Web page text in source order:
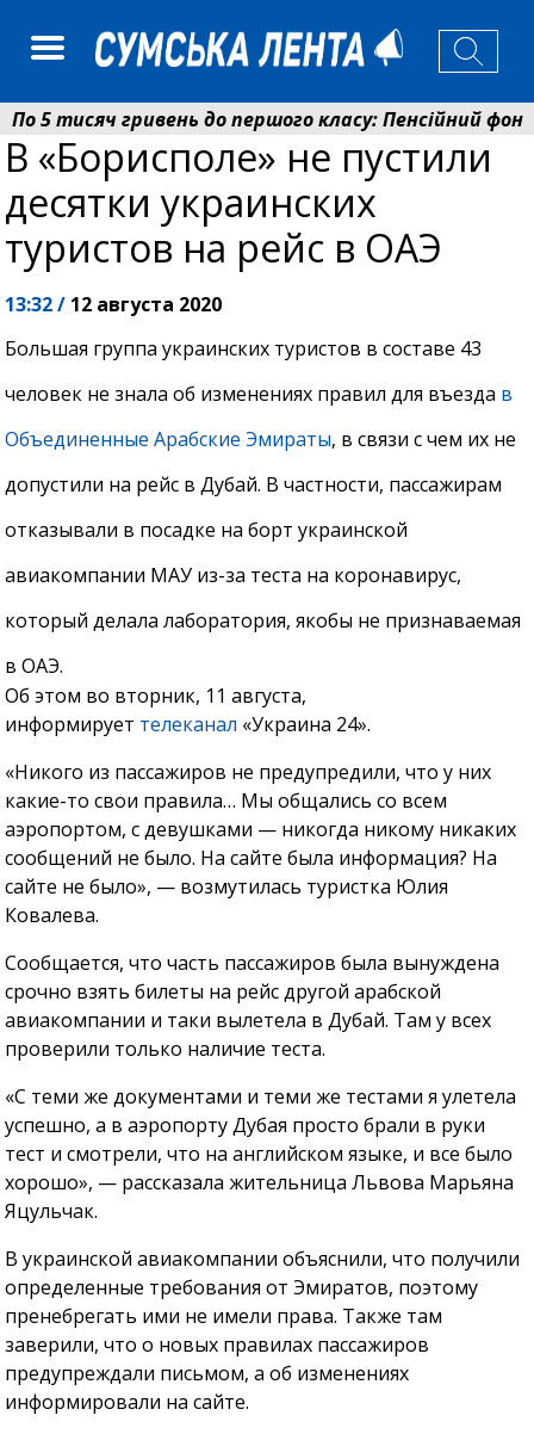
тисяч гривень до першого класу: Пенсійний фонд
у Сумах погодили 115 компенсацій на
В «Борисполе» не пустили
десятки украинских
туристов на рейс в ОАЭ
13:32 / 12 августа 2020
Большая группа украинских туристов в составе 43
человек не знала об изменениях правил для въезда в
Объединенные Арабские Эмираты, в связи с чем их не
допустили на рейс в Дубай. В частности, пассажирам
отказывали в посадке на борт украинской
авиакомпании МАУ из-за теста на коронавирус,
который делала лаборатория, якобы не признаваемая
в ОАЭ.
Об этом во вторник, 11 августа,
информирует телеканал «Украина 24».
«Никого из пассажиров не предупредили, что у них
какие-то свои правила… Мы общались со всем
аэропортом, с девушками — никогда никому никаких
сообщений не было. На сайте была информация? На
сайте не было», — возмутилась туристка Юлия
Ковалева.
Сообщается, что часть пассажиров была вынуждена
срочно взять билеты на рейс другой арабской
авиакомпании и таки вылетела в Дубай. Там у всех
проверили только наличие теста.
«С теми же документами и теми же тестами я улетела
успешно, а в аэропорту Дубая просто брали в руки
тест и смотрели, что на английском языке, и все было
хорошо», — рассказала жительница Львова Марьяна
Яцульчак.
В украинской авиакомпании объяснили, что получили
определенные требования от Эмиратов, поэтому
пренебрегать ими не имели права. Также там
заверили, что о новых правилах пассажиров
предупреждали письмом, а об изменениях
информировали на сайте.